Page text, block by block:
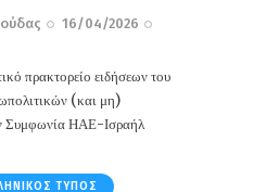
16/04/2026
πρακτορείο ειδήσεων του
(και μη)
Συμφωνία ΗΑΕ-Ισραήλ
ΤΎΠΟΣ